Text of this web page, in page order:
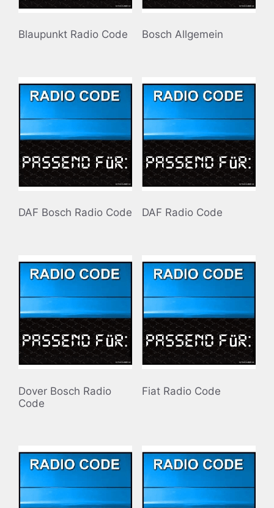
Blaupunkt Radio Code Bosch Allgemein
DAF Bosch Radio Code DAF Radio Code
Dover Bosch Radio
Code
Fiat Radio Code